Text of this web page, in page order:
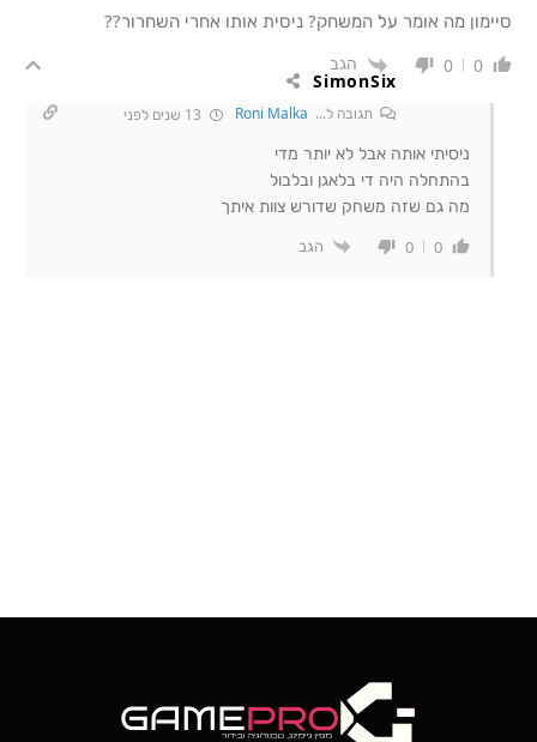
סיימון מה אומר על המשחק? ניסית אותו אחרי השחרור??
0
0 הגב
SimonSix
תגובה ל... Roni Malka
ניסיתי אותה אבל לא יותר מדי
בהתחלה היה די בלאגן ובלבול
מה גם שזה משחק שדורש צוות איתך
0
0 הגב